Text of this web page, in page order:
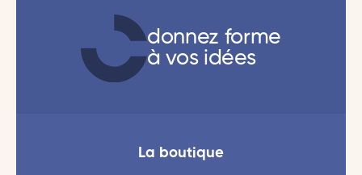
donnez forme
à vos idées
La boutique